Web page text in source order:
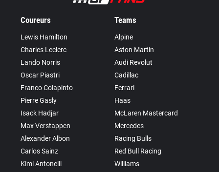
Coureurs
Lewis Hamilton
Charles Leclerc
Lando Norris
Oscar Piastri
Franco Colapinto
Pierre Gasly
Isack Hadjar
Max Verstappen
Alexander Albon
Carlos Sainz
Kimi Antonelli
Teams
Alpine
Aston Martin
Audi Revolut
Cadillac
Ferrari
Haas
McLaren Mastercard
Mercedes
Racing Bulls
Red Bull Racing
Williams